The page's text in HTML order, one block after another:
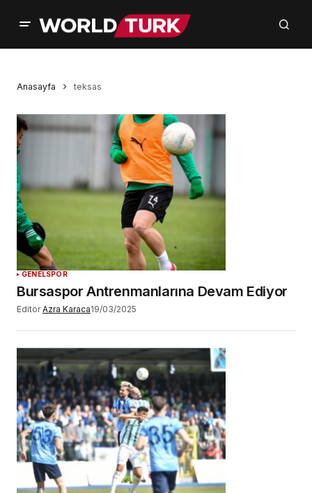
Anasayfa teksas
GENELSPOR
Bursaspor Antrenmanlarına Devam Ediyor
Editör Azra Karaca19/03/2025